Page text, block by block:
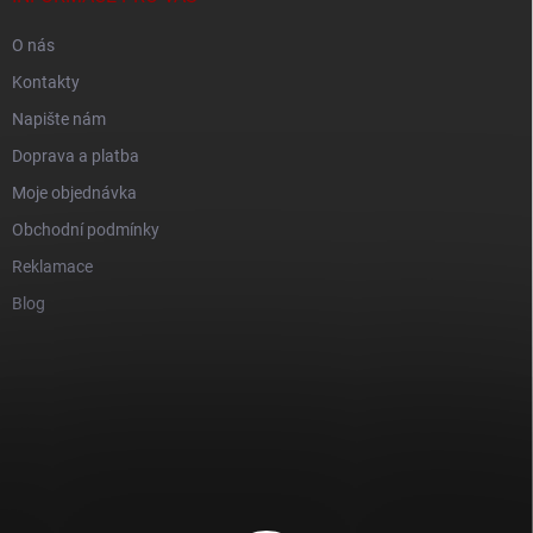
O nás
Kontakty
Napište nám
Doprava a platba
Moje objednávka
Obchodní podmínky
Reklamace
Blog